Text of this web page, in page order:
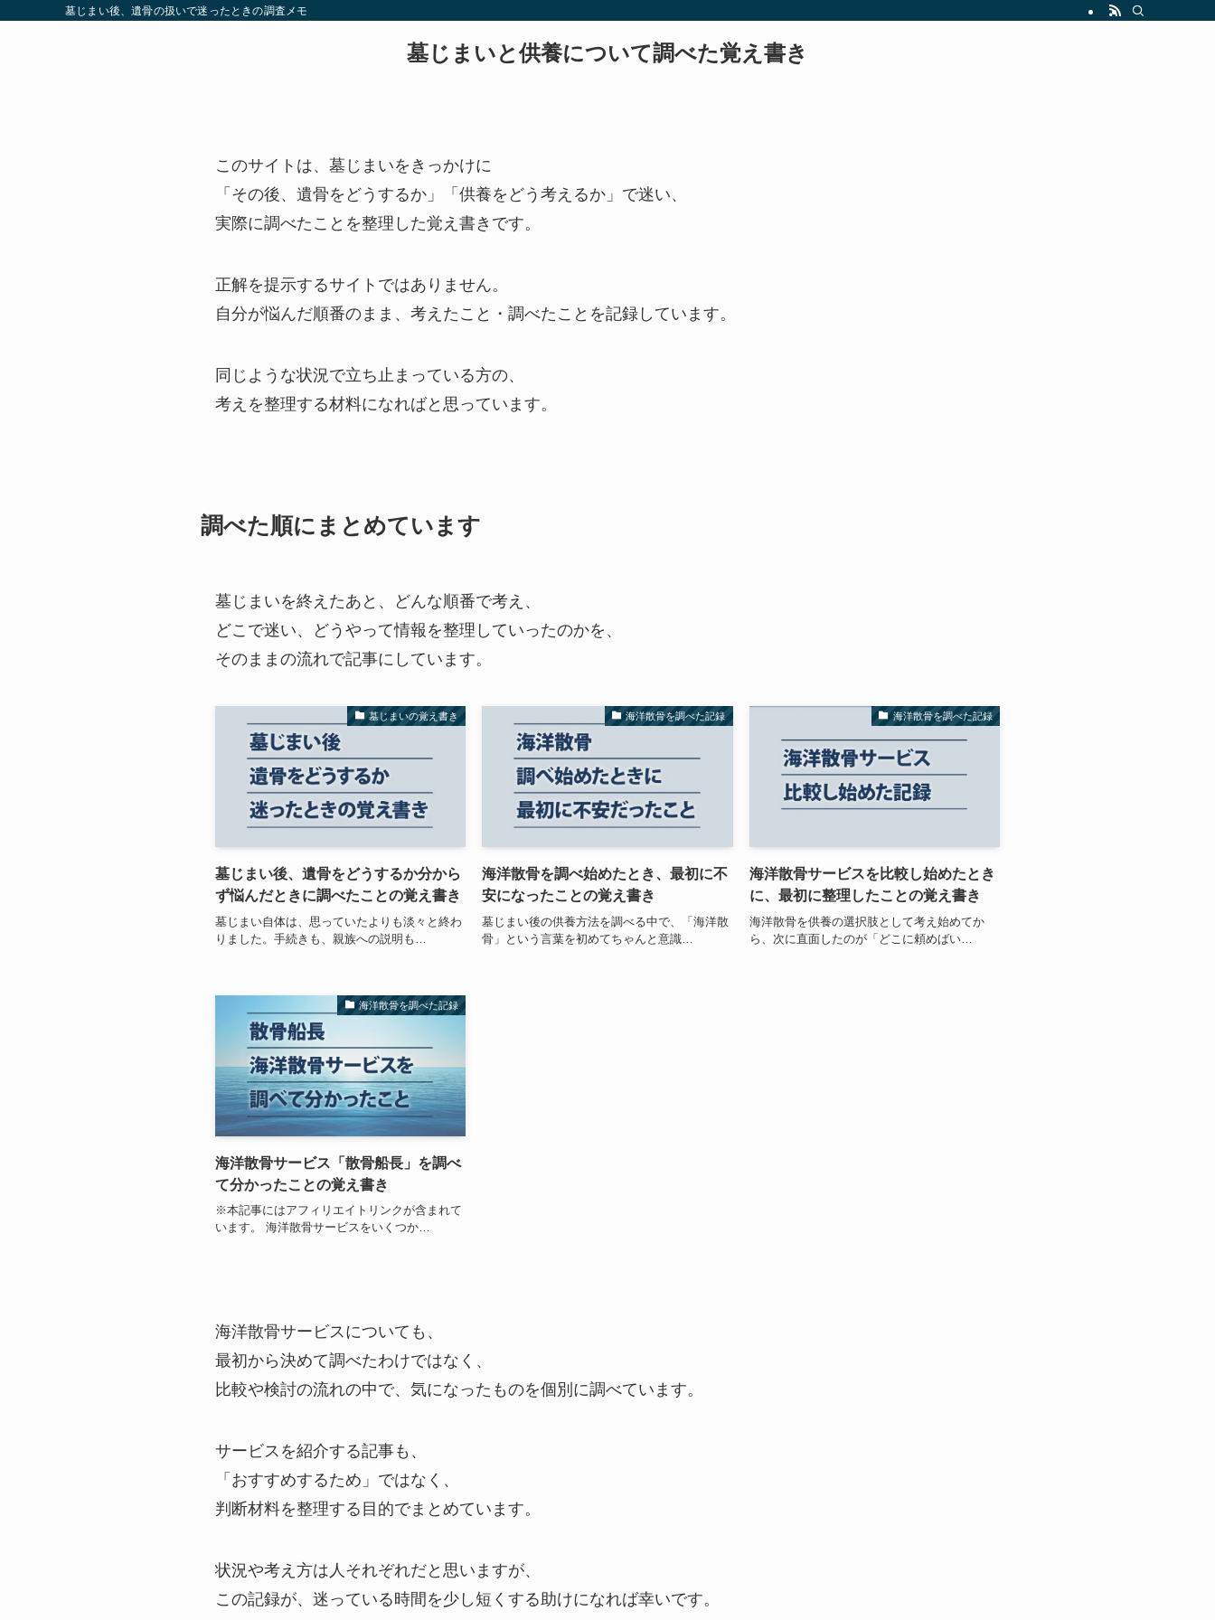
墓じまい後、遺骨の扱いで迷ったときの調査メモ
墓じまいと供養について調べた覚え書き
このサイトは、墓じまいをきっかけに
「その後、遺骨をどうするか」「供養をどう考えるか」で迷い、
実際に調べたことを整理した覚え書きです。
正解を提示するサイトではありません。
自分が悩んだ順番のまま、考えたこと・調べたことを記録しています。
同じような状況で立ち止まっている方の、
考えを整理する材料になればと思っています。
調べた順にまとめています
墓じまいを終えたあと、どんな順番で考え、
どこで迷い、どうやって情報を整理していったのかを、
そのままの流れで記事にしています。
墓じまいの覚え書き
墓じまい後、遺骨をどうするか分から
ず悩んだときに調べたことの覚え書き
墓じまい自体は、思っていたよりも淡々と終わ
りました。手続きも、親族への説明も…
海洋散骨を調べた記録
海洋散骨を調べ始めたとき、最初に不
安になったことの覚え書き
墓じまい後の供養方法を調べる中で、「海洋散
骨」という言葉を初めてちゃんと意識…
海洋散骨を調べた記録
海洋散骨サービスを比較し始めたとき
に、最初に整理したことの覚え書き
海洋散骨を供養の選択肢として考え始めてか
ら、次に直面したのが「どこに頼めばい…
海洋散骨を調べた記録
海洋散骨サービス「散骨船長」を調べ
て分かったことの覚え書き
※本記事にはアフィリエイトリンクが含まれて
います。 海洋散骨サービスをいくつか…
海洋散骨サービスについても、
最初から決めて調べたわけではなく、
比較や検討の流れの中で、気になったものを個別に調べています。
サービスを紹介する記事も、
「おすすめするため」ではなく、
判断材料を整理する目的でまとめています。
状況や考え方は人それぞれだと思いますが、
この記録が、迷っている時間を少し短くする助けになれば幸いです。